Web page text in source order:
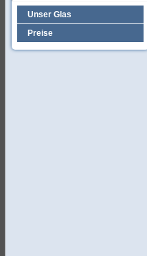
Unser Glas
Preise